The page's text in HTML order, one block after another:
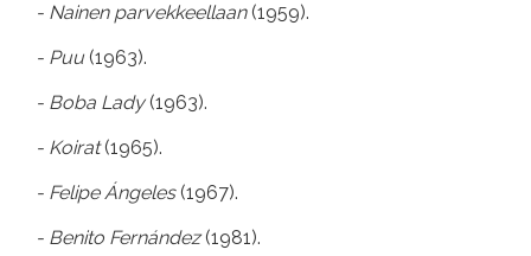
- Nainen parvekkeellaan (1959).
- Puu (1963).
- Boba Lady (1963).
- Koirat(1965).
- Felipe Ángeles (1967).
- Benito Fernández(1981).